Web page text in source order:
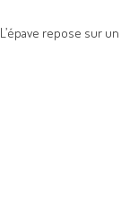
L’épave repose sur